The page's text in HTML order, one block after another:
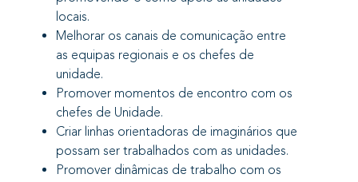
locais.
Melhorar os canais de comunicação entre
as equipas regionais e os chefes de
unidade.
Promover momentos de encontro com os
chefes de Unidade.
Criar linhas orientadoras de imaginários que
possam ser trabalhados com as unidades.
Promover dinâmicas de trabalho com os